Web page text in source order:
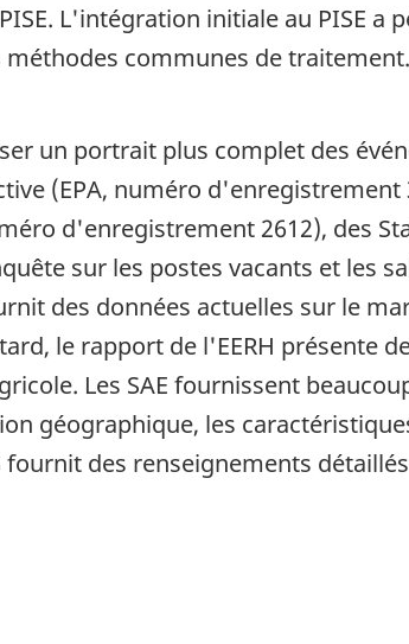
L'intégration initiale au PISE
communes de traitement.
un portrait plus complet des
(EPA, numéro
d'enregistrement 2612), des
sur les postes vacants et les
des données actuelles sur le
le rapport de l'EERH présente
Les SAE fournissent
géographique, les
des renseignements